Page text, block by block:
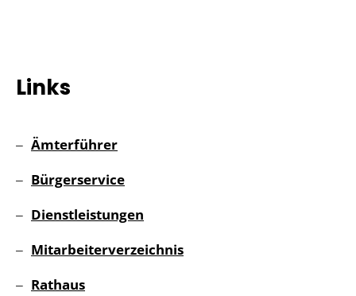
Links
Ämterführer
Bürgerservice
Dienstleistungen
Mitarbeiterverzeichnis
Rathaus